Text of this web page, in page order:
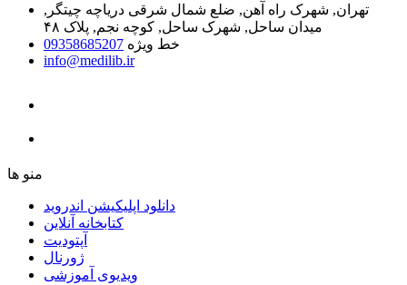
تهران, شهرک راه آهن, ضلع شمال شرقی دریاچه چیتگر,
میدان ساحل, شهرک ساحل, کوچه نجم, پلاک ۴۸
خط ویژه 09358685207
info@medilib.ir
ﻣﻨﻮ ﻫﺎ
دانلود اپلیکیشن اندروید
ﮐﺘﺎﺑﺨﺎﻧﻪ ﺁﻧﻼﯾﻦ
ﺁﭘﺘﻮﺩﯾﺖ
ﮊﻭﺭﻧﺎﻝ
ویدیوی آموزشی